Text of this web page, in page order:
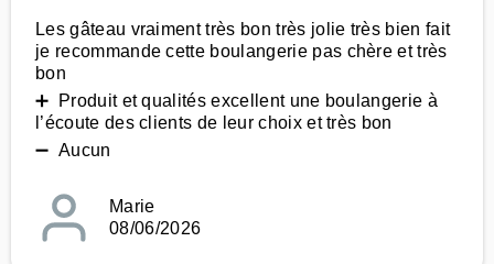
Les gâteau vraiment très bon très jolie très bien fait
je recommande cette boulangerie pas chère et très
bon
➕ Produit et qualités excellent une boulangerie à
l’écoute des clients de leur choix et très bon
➖ Aucun
Marie
08/06/2026